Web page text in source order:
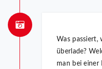
Was passiert,
überlade?
man bei